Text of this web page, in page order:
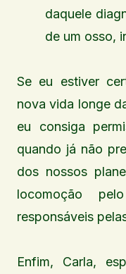
daquele
de um osso,
Se eu estiver
nova vida longe
eu consiga
quando já não
dos nossos
locomoção
responsáveis
Enfim, Carla,